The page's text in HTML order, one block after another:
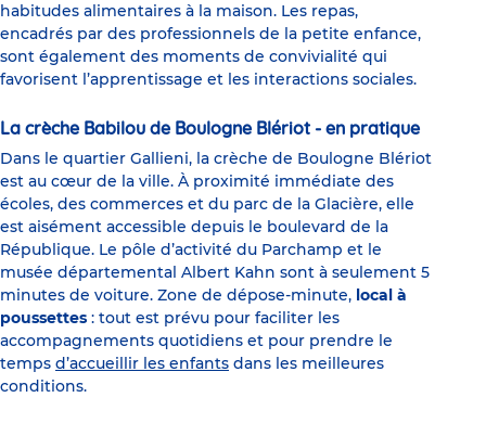
habitudes alimentaires à la maison. Les repas,
encadrés par des professionnels de la petite enfance,
sont également des moments de convivialité qui
favorisent l’apprentissage et les interactions sociales.
La crèche Babilou de Boulogne Blériot - en pratique
Dans le quartier Gallieni, la crèche de Boulogne Blériot
est au cœur de la ville. À proximité immédiate des
écoles, des commerces et du parc de la Glacière, elle
est aisément accessible depuis le boulevard de la
République. Le pôle d’activité du Parchamp et le
musée départemental Albert Kahn sont à seulement 5
minutes de voiture. Zone de dépose-minute, local à
poussettes : tout est prévu pour faciliter les
accompagnements quotidiens et pour prendre le
temps d’accueillir les enfants dans les meilleures
conditions.